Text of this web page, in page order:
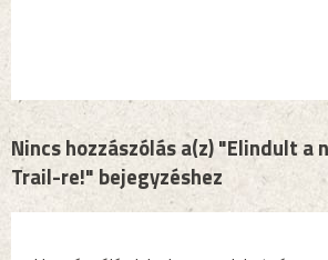
Nincs hozzászólás a(z) "Elindult a
Trail-re!" bejegyzéshez